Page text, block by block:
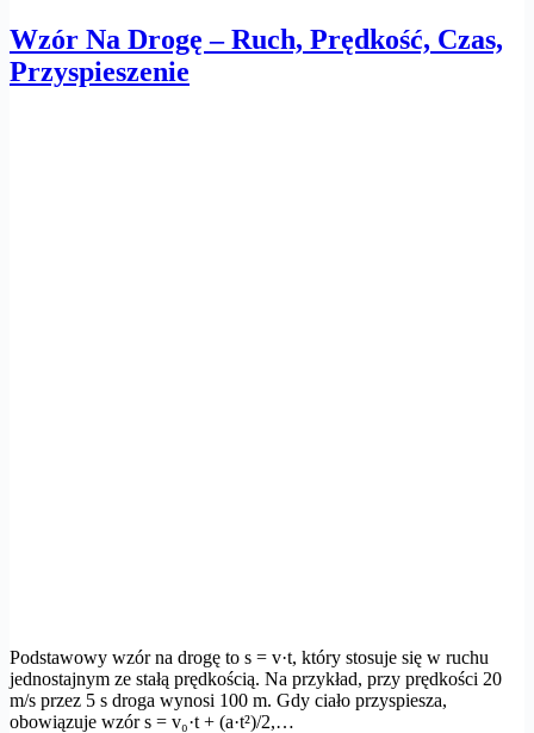
Wzór Na Drogę – Ruch, Prędkość, Czas,
Przyspieszenie
Podstawowy wzór na drogę to s = v·t, który stosuje się w ruchu
jednostajnym ze stałą prędkością. Na przykład, przy prędkości 20
m/s przez 5 s droga wynosi 100 m. Gdy ciało przyspiesza,
obowiązuje wzór s = v₀·t + (a·t²)/2,…